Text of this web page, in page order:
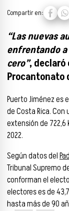
Compartir en:
“Las nuevas
enfrentando
cero”, declaró
Procantonato
Puerto Jiménez es
de Costa Rica.
extensión de 722,6
2022.
Según datos del
Tribunal Supremo
conforman el
electores es de
hasta más de 90